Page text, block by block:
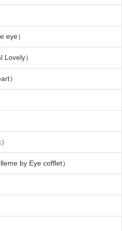
eye）
）
）
by Eye cofflet）